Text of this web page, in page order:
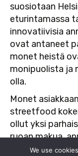
suosiotaan
eturintamassa
innovatiivisia
ovat antaneet
monet heistä
monipuolista ja
olla.
Monet
streetfood
ollut yksi
ruoan makua,
ravintolan
We use